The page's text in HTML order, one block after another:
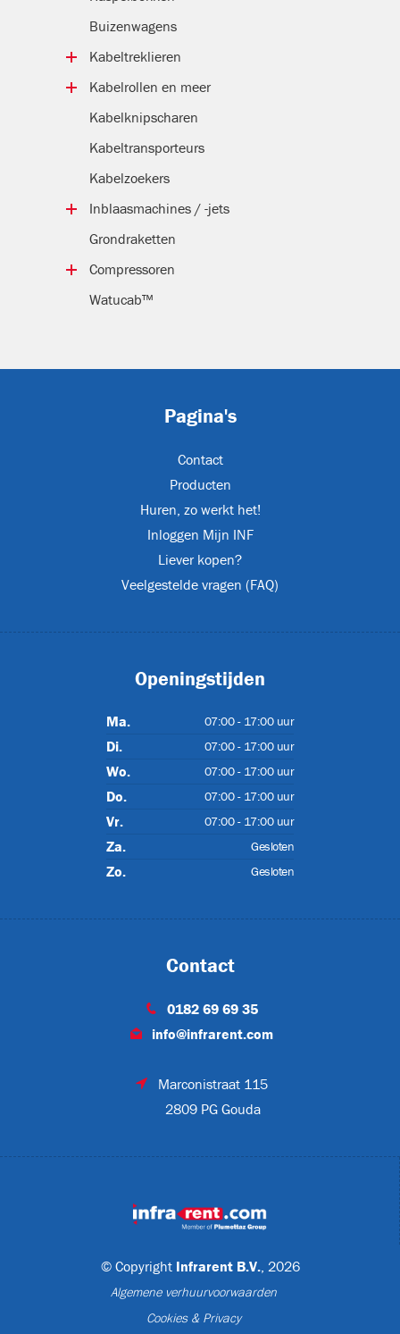
Buizenwagens
Kabeltrek­lieren
Mobiele kabeltreklieren
Hulplieren
Kabelrollen en meer
Kabelrollen
Hoekrollen
Kabelknip­scharen
Kabel­transporteurs
Kabelzoekers
Inblaasmachines / -jets
Inblaastoebehoren
Grondraketten
Compressoren
Mobiele compressoren
Watucab™
Pagina's
Contact
Producten
Huren, zo werkt het!
Inloggen Mijn INF
Liever kopen?
Veelgestelde vragen (FAQ)
Openingstijden
Ma. 07:00 - 17:00 uur
Di. 07:00 - 17:00 uur
Wo. 07:00 - 17:00 uur
Do. 07:00 - 17:00 uur
Vr. 07:00 - 17:00 uur
Za. Gesloten
Zo. Gesloten
Contact
0182 69 69 35
info@infrarent.com
Marconistraat 115
2809 PG Gouda
© Copyright Infrarent B.V., 2026
Algemene verhuurvoorwaarden
Cookies & Privacy